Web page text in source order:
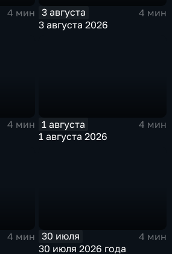
4 мин
3 августа
4 мин
3 августа 2026
4 мин
1 августа
4 мин
1 августа 2026
4 мин
30 июля
4 мин
30 июля 2026 года